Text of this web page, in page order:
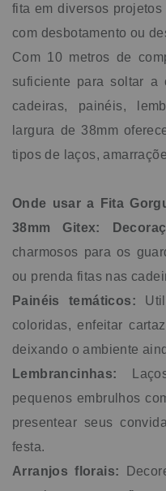
fita em diversos
com desbotamento ou
Com 10 metros de
suficiente para soltar a
cadeiras, painéis,
largura de 38mm
tipos de laços,
Onde usar a Fita
38mm Gitex:
charmosos para os
ou prenda fitas nas
Painéis temáticos:
coloridas, enfeitar
deixando o ambiente
Lembrancinhas:
pequenos embrulhos
presentear seus
festa.
Arranjos florais: